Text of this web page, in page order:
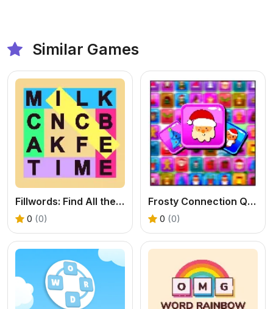
Similar Games
Fillwords: Find All the Words
0 (0)
Frosty Connection Quest
0 (0)